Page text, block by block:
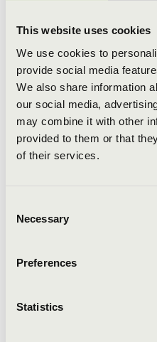
This website uses cookies
We use cookies to
provide social media
We also share information
our social media,
may combine it with other
provided to them or that
of their services.
Selection
Necessary
Preferences
Statistics
Jacobus Gallus Handl:
Michael Haydn: Missa
Michael Haydn: Missa
Jacobus Gallus Handl:
Jacobus Gallus Handl:
Michael Haydn: Missa
Tomás Luis de Victoria: O
Michael Haydn: Missa